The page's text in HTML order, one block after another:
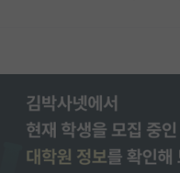
임용 후기 게시판
PI 전용 게시판
인문사회 계열 게시판